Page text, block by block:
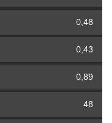
0,48
0,43
0,89
48